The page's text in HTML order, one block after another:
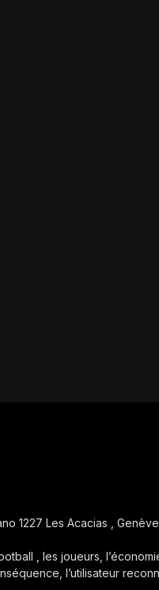
1227 Les Acacias ,
, les joueurs,
l’utilisateur